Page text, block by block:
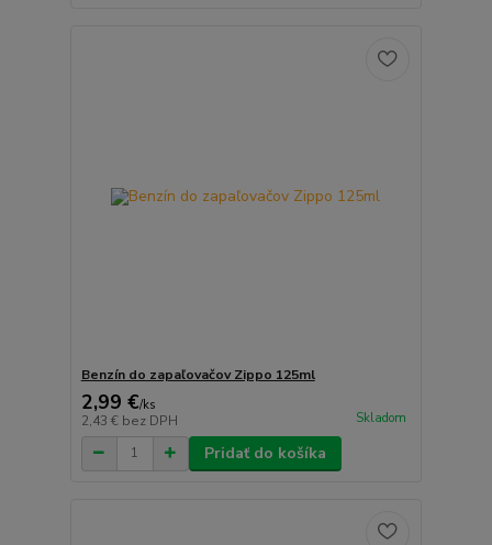
Benzín do zapaľovačov Zippo 125ml
2,99 €/ks
2,43 € bez DPH Skladom
Pridať do košíka